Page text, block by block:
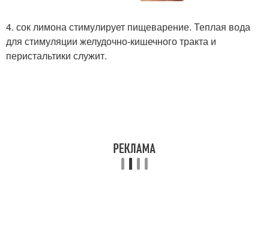
4. сок лимона стимулирует пищеварение. Теплая вода
для стимуляции желудочно-кишечного тракта и
перистальтики служит.